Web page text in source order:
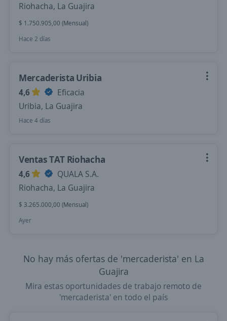
Riohacha, La Guajira
$ 1.750.905,00 (Mensual)
Hace 2 días
Mercaderista Uribia
4,6
Eficacia
Uribia, La Guajira
Hace 4 días
Ventas TAT Riohacha
4,6
QUALA S.A.
Riohacha, La Guajira
$ 3.265.000,00 (Mensual)
Ayer
No hay más ofertas de 'mercaderista' en La
Guajira
Mira estas oportunidades de trabajo remoto de
'mercaderista' en todo el país